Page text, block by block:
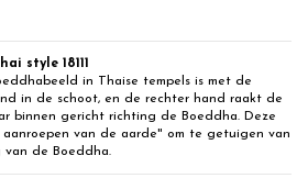
style 18111
in Thaise tempels is met de
in de schoot, en de rechter hand raakt de
binnen gericht richting de Boeddha. Deze
van de aarde" om te getuigen van
van de Boeddha.